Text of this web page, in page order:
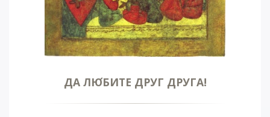
ДА ЛЮБИТЕ ДРУГ ДРУГА!